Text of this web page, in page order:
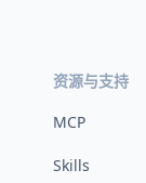
资源与支持
MCP
Skills